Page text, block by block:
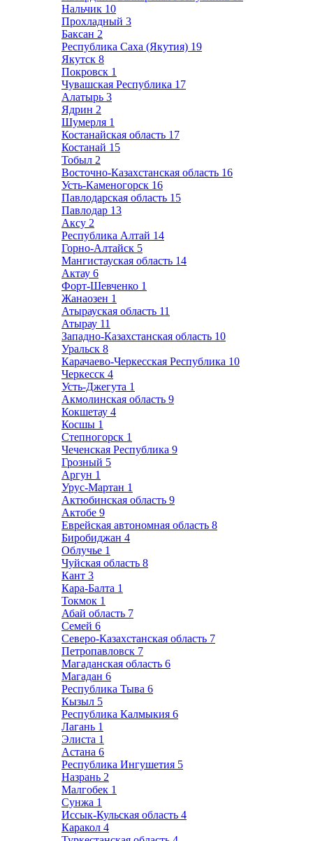
Нальчик 10
Прохладный 3
Баксан 2
Республика Саха (Якутия) 19
Якутск 8
Покровск 1
Чувашская Республика 17
Алатырь 3
Ядрин 2
Шумерля 1
Костанайская область 17
Костанай 15
Тобыл 2
Восточно-Казахстанская область 16
Усть-Каменогорск 16
Павлодарская область 15
Павлодар 13
Аксу 2
Республика Алтай 14
Горно-Алтайск 5
Мангистауская область 14
Актау 6
Форт-Шевченко 1
Жанаозен 1
Атырауская область 11
Атырау 11
Западно-Казахстанская область 10
Уральск 8
Карачаево-Черкесская Республика 10
Черкесск 4
Усть-Джегута 1
Акмолинская область 9
Кокшетау 4
Косшы 1
Степногорск 1
Чеченская Республика 9
Грозный 5
Аргун 1
Урус-Мартан 1
Актюбинская область 9
Актобе 9
Еврейская автономная область 8
Биробиджан 4
Облучье 1
Чуйская область 8
Кант 3
Кара-Балта 1
Токмок 1
Абай область 7
Семей 6
Северо-Казахстанская область 7
Петропавловск 7
Магаданская область 6
Магадан 6
Республика Тыва 6
Кызыл 5
Республика Калмыкия 6
Лагань 1
Элиста 1
Астана 6
Республика Ингушетия 5
Назрань 2
Малгобек 1
Сунжа 1
Иссык-Кульская область 4
Каракол 4